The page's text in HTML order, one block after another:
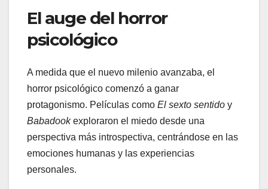
El auge del horror
psicológico
A medida que el nuevo milenio avanzaba, el
horror psicológico comenzó a ganar
protagonismo. Películas como El sexto sentido y
Babadookexploraron el miedo desde una
perspectiva más introspectiva, centrándose en las
emociones humanas y las experiencias
personales.